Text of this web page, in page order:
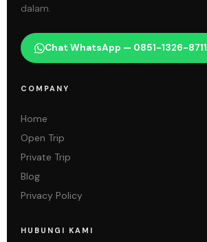
dalam.
Chat WhatsApp — 0851-1326-8711
COMPANY
Home
Open Trip
Private Trip
Blog
Privacy Policy
HUBUNGI KAMI